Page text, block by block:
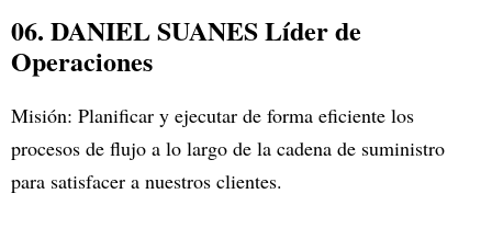
06. DANIEL SUANES Líder de
Operaciones
Misión: Planificar y ejecutar de forma eficiente los
procesos de flujo a lo largo de la cadena de suministro
para satisfacer a nuestros clientes.